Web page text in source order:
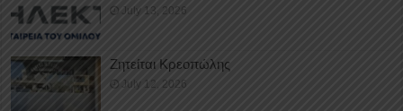
July 13, 2026
Ζητείται Κρεοπώλης
July 12, 2026